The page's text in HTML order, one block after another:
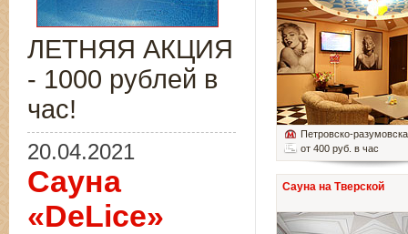
Петровско-
от 400 руб. в час
Сауна на Тверской
ЛЕТНЯЯ АКЦИЯ
- 1000 рублей в
час!
20.04.2021
Сауна
«DeLice»